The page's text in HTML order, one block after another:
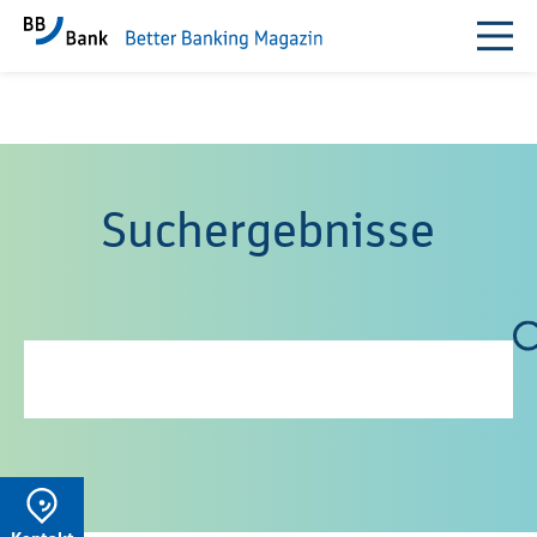
Suchergebnisse